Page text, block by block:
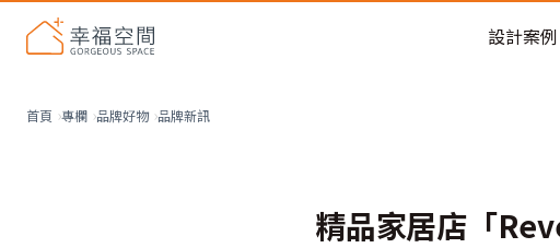
設計案例
首頁 專欄 品牌好物 品牌新訊
精品家居店「